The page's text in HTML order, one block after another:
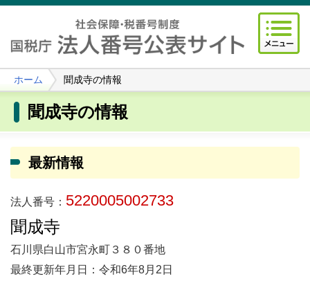
ホーム 聞成寺の情報
聞成寺の情報
最新情報
法人番号： 5220005002733
聞成寺
石川県白山市宮永町３８０番地
最終更新年月日：令和6年8月2日